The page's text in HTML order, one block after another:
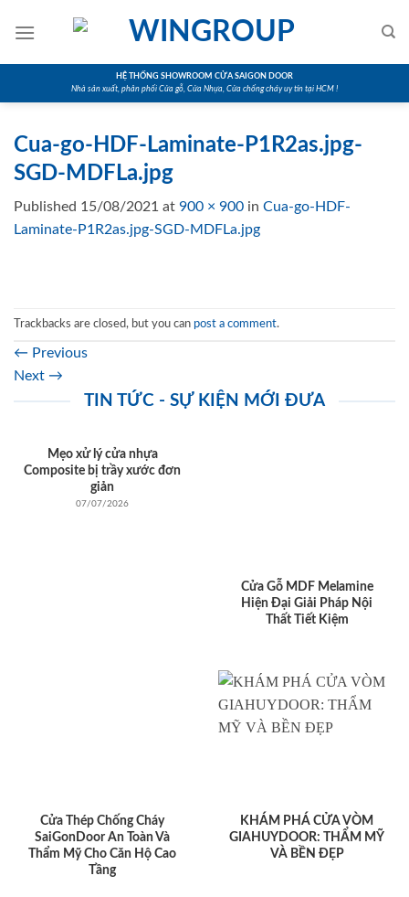
HỆ THỐNG SHOWROOM CỬA SAIGON DOOR
Nhà sản xuất, phân phối Cửa gỗ, Cửa Nhựa, Cửa chống cháy uy tín tại HCM !
Cua-go-HDF-Laminate-P1R2as.jpg-
SGD-MDFLa.jpg
Published 15/08/2021 at 900 × 900 in Cua-go-HDF-
Laminate-P1R2as.jpg-SGD-MDFLa.jpg
Trackbacks are closed, but you can post a comment.
← Previous
Next →
TIN TỨC - SỰ KIỆN MỚI ĐƯA
Mẹo xử lý cửa nhựa
Composite bị trầy xước đơn
giản
07/07/2026
Cửa Gỗ MDF Melamine
Hiện Đại Giải Pháp Nội
Thất Tiết Kiệm
Cửa Thép Chống Cháy
SaiGonDoor An Toàn Và
Thẩm Mỹ Cho Căn Hộ Cao
Tầng
KHÁM PHÁ CỬA VÒM
GIAHUYDOOR: THẨM MỸ
VÀ BỀN ĐẸP